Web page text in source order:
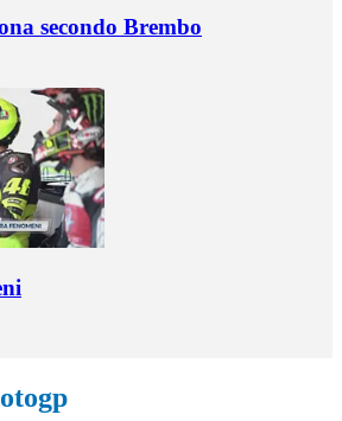
secondo Brembo